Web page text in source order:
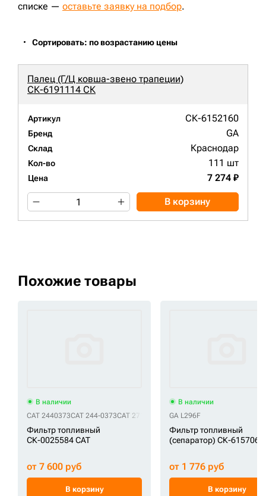
списке — оставьте заявку на подбор.
Сортировать: по возрастанию цены
Палец (Г/Ц ковша-звено трапеции)
СК-6191114 СК
Артикул СК-6152160
Бренд GA
Склад Краснодар
Кол-во 111 шт
Цена 7 274 ₽
В корзину
Похожие товары
В наличии
CAT 2440373CAT 244-0373CAT 2715076 CAT 271-5076
Фильтр топливный
СК-0025584 CAT
от 7 600 руб
В корзину
В наличии
GA L296F
Фильтр топливный
(сепаратор) СК-6157068
от 1 776 руб
В корзину